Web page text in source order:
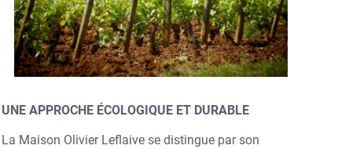
UNE APPROCHE ÉCOLOGIQUE ET DURABLE
La Maison Olivier Leflaive se distingue par son